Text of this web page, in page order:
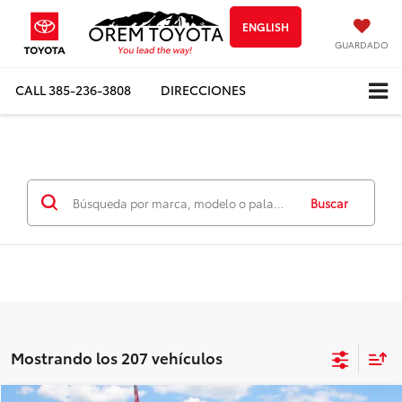
ENGLISH
GUARDADO
CALL385-236-3808 DIRECCIONES
Buscar
Mostrando los 207 vehículos